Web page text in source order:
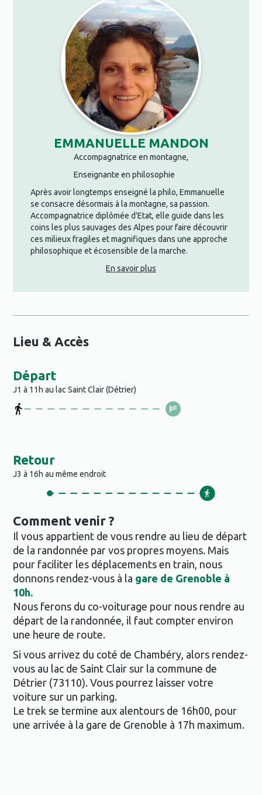
EMMANUELLE MANDON
Accompagnatrice en montagne,
Enseignante en philosophie
Après avoir longtemps enseigné la philo, Emmanuelle
se consacre désormais à la montagne, sa passion.
Accompagnatrice diplômée d’Etat, elle guide dans les
coins les plus sauvages des Alpes pour faire découvrir
ces milieux fragiles et magnifiques dans une approche
philosophique et écosensible de la marche.
En savoir plus
Lieu & Accès
Départ
J1 à 11h au lac Saint Clair (Détrier)
Retour
J3 à 16h au même endroit
Comment venir ?
Il vous appartient de vous rendre au lieu de départ
de la randonnée par vos propres moyens. Mais
pour faciliter les déplacements en train, nous
donnons rendez-vous à la gare de Grenoble à
10h.
Nous ferons du co-voiturage pour nous rendre au
départ de la randonnée, il faut compter environ
une heure de route.
Si vous arrivez du coté de Chambéry, alors rendez-
vous au lac de Saint Clair sur la commune de
Détrier (73110). Vous pourrez laisser votre
voiture sur un parking.
Le trek se termine aux alentours de 16h00, pour
une arrivée à la gare de Grenoble à 17h maximum.